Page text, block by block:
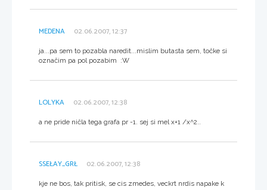
MEDENA 02.06.2007, 12:37
ja...pa sem to pozabla naredit...mislim butasta sem, točke si
označim pa pol pozabim :W
LOLYKA 02.06.2007, 12:38
a ne pride ničla tega grafa pr -1. sej si mel x+1 /x^2..
SSEŁAY_GRŁ 02.06.2007, 12:38
kje ne bos, tak pritisk, se cis zmedes, veckrt nrdis napake k